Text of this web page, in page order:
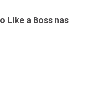
Like a Boss nas